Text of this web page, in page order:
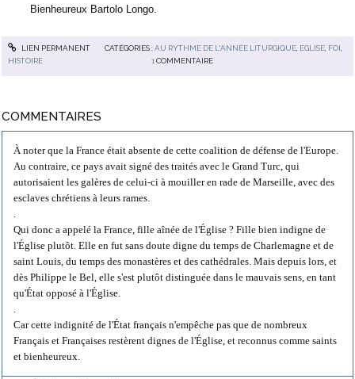
Bienheureux Bartolo Longo.
LIEN PERMANENT CATÉGORIES :AU RYTHME DE L'ANNÉE LITURGIQUE, EGLISE, FOI,
HISTOIRE
1 COMMENTAIRE
COMMENTAIRES
À noter que la France était absente de cette coalition de défense de l'Europe.
Au contraire, ce pays avait signé des traités avec le Grand Turc, qui
autorisaient les galères de celui-ci à mouiller en rade de Marseille, avec des
esclaves chrétiens à leurs rames.
.
Qui donc a appelé la France, fille aînée de l'Église ? Fille bien indigne de
l'Église plutôt. Elle en fut sans doute digne du temps de Charlemagne et de
saint Louis, du temps des monastères et des cathédrales. Mais depuis lors, et
dès Philippe le Bel, elle s'est plutôt distinguée dans le mauvais sens, en tant
qu'État opposé à l'Église.
.
Car cette indignité de l'État français n'empêche pas que de nombreux
Français et Françaises restèrent dignes de l'Église, et reconnus comme saints
et bienheureux.